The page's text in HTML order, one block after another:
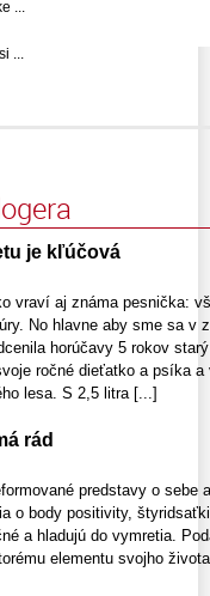
...
...
je kľúčová
vraví aj známa pesnička:
No hlavne aby sme sa v
horúčavy 5 rokov
ročné dieťatko a psíka a
lesa. S 2,5 litra [...]
rád
predstavy o
o body positivity,
a hladujú do vymretia.
elementu svojho